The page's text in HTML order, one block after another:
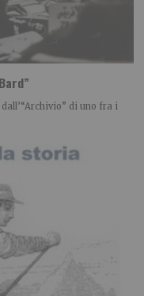
di uno fra i